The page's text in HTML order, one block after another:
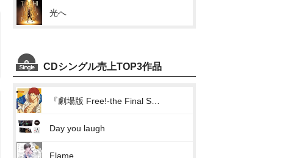
光へ
CDシングル売上TOP3作品
Day you laugh
Flame